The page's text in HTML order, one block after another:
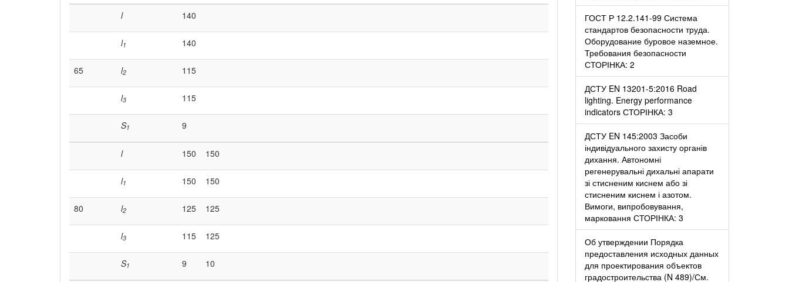
l 140
l1 140
65 l2 115 81
l3 115
S1 9
l 150 150
l1 150 150
80 l2 125 125 98 10
l3 115 125
S1 9 10
ГОСТ Р 12.2.141-99 Система
стандартов безопасности труда.
Оборудование буровое наземное.
Требования безопасности
СТОРІНКА: 2
ДСТУ EN 13201-5:2016 Road
lighting. Energy performance
indicators СТОРІНКА: 3
ДСТУ EN 145:2003 Засоби
індивідуального захисту органів
дихання. Автономні
регенерувальні дихальні апарати
зі стисненим киснем або зі
стисненим киснем і азотом.
Вимоги, випробовування,
марковання СТОРІНКА: 3
Об утверждении Порядка
предоставления исходных данных
для проектирования объектов
градостроительства (N 489)/См.